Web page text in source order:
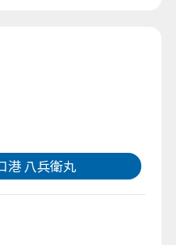
港 八兵衛丸